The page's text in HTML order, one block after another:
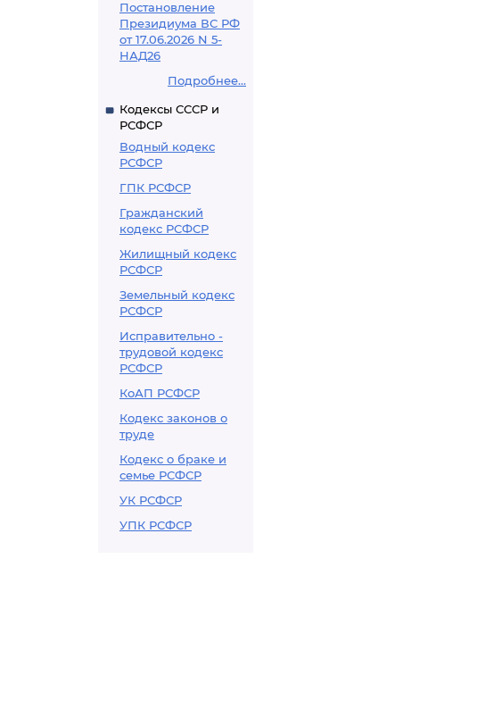
Постановление
Президиума ВС РФ
от 17.06.2026 N 5-
НАД26
Подробнее...
Кодексы СССР и
РСФСР
Водный кодекс
РСФСР
ГПК РСФСР
Гражданский
кодекс РСФСР
Жилищный кодекс
РСФСР
Земельный кодекс
РСФСР
Исправительно -
трудовой кодекс
РСФСР
КоАП РСФСР
Кодекс законов о
труде
Кодекс о браке и
семье РСФСР
УК РСФСР
УПК РСФСР